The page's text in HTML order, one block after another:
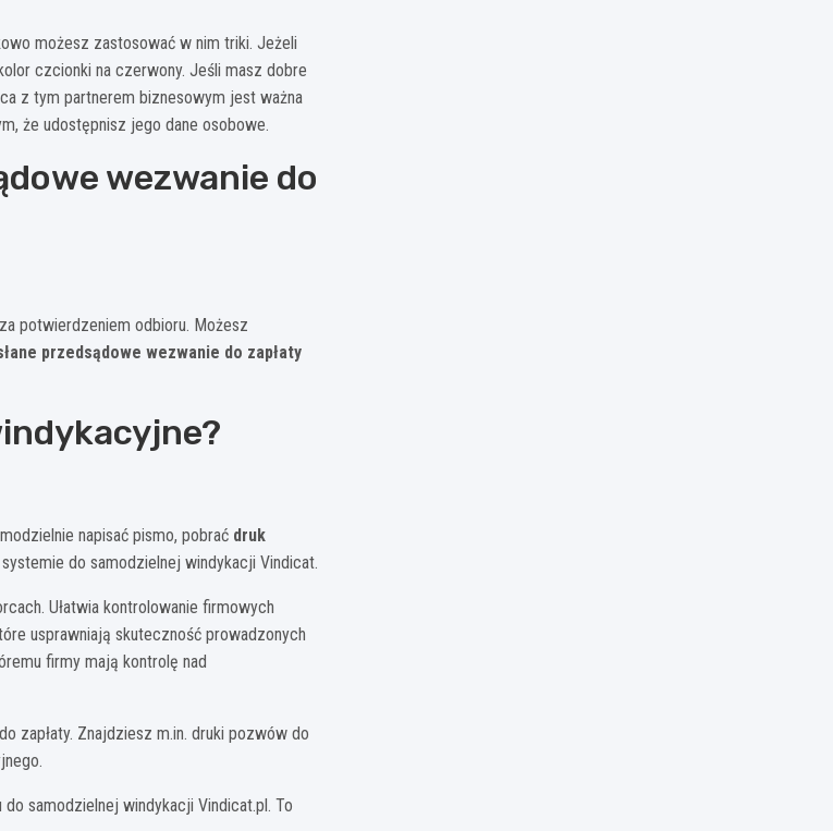
możesz zastosować w nim triki. Jeżeli
czcionki na czerwony. Jeśli masz dobre
z tym partnerem biznesowym jest ważna
że udostępnisz jego dane osobowe.
wezwanie do
potwierdzeniem odbioru. Możesz
przedsądowe wezwanie do zapłaty
napisać pismo, pobrać druk
do samodzielnej windykacji Vindicat.
Ułatwia kontrolowanie firmowych
usprawniają skuteczność prowadzonych
firmy mają kontrolę nad
zapłaty. Znajdziesz m.in. druki pozwów do
samodzielnej windykacji Vindicat.pl. To